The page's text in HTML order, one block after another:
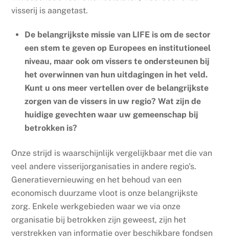
visserij is aangetast.
De belangrijkste missie van LIFE is om de sector
een stem te geven op Europees en institutioneel
niveau, maar ook om vissers te ondersteunen bij
het overwinnen van hun uitdagingen in het veld.
Kunt u ons meer vertellen over de belangrijkste
zorgen van de vissers in uw regio? Wat zijn de
huidige gevechten waar uw gemeenschap bij
betrokken is?
Onze strijd is waarschijnlijk vergelijkbaar met die van
veel andere visserijorganisaties in andere regio's.
Generatievernieuwing en het behoud van een
economisch duurzame vloot is onze belangrijkste
zorg. Enkele werkgebieden waar we via onze
organisatie bij betrokken zijn geweest, zijn het
verstrekken van informatie over beschikbare fondsen